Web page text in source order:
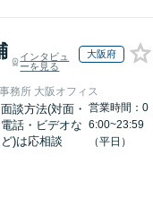
インタビュ
ーを見る
大阪府
務所 大阪オフィス
面談方法(対面・
電話・ビデオな
ど)は応相談
営業時間：0
6:00~23:59
（平日）